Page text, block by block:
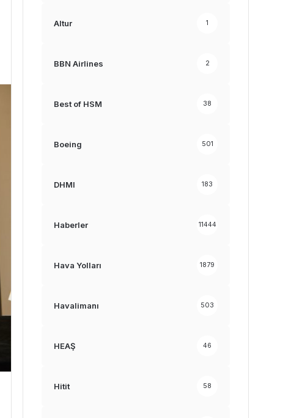
Altur 1
BBN Airlines 2
Best of HSM 38
Boeing 501
DHMI 183
Haberler 11444
Hava Yolları 1879
Havalimanı 503
HEAŞ 46
Hitit 58